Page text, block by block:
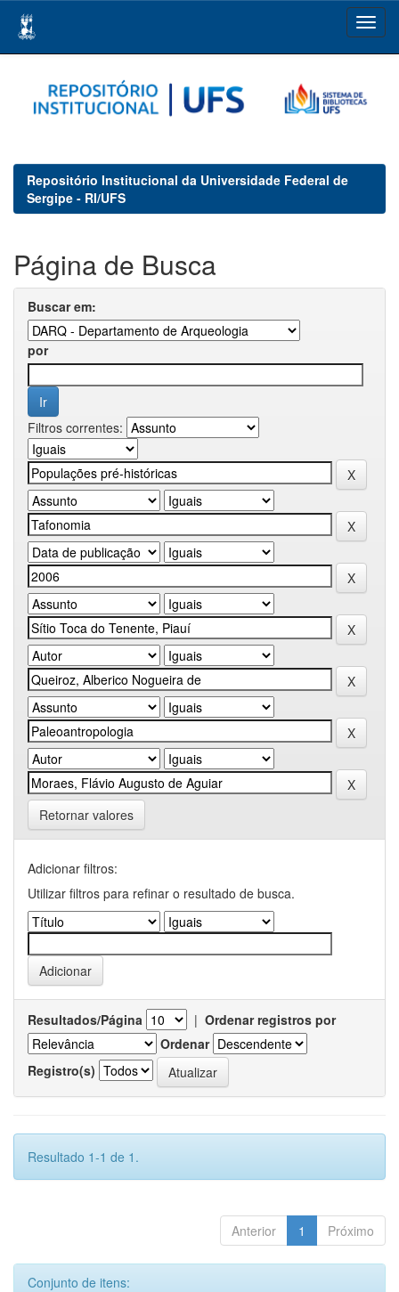
navigation
Repositório Institucional da Universidade Federal de
Sergipe - RI/UFS
Página de Busca
Buscar em:
por
Filtros correntes:
Retornar valores
Adicionar filtros:
Utilizar filtros para refinar o resultado de busca.
Resultados/Página | Ordenar registros por
Ordenar
Registro(s)
Resultado 1-1 de 1.
Anterior 1 Próximo
Conjunto de itens: